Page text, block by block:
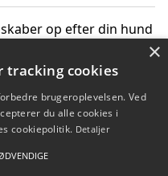
op efter din hund
et stort event
Aps
×
tracking cookies
brugeroplevelsen. Ved
du alle cookies i
cookiepolitik. Detaljer